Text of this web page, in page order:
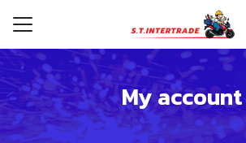
content
ก
Search
for:
My account